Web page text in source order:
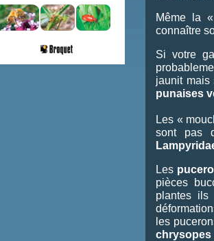
Même la
connaître
Si votre
jaunit mais
punaises
Les «
sont pas
Les
pièces
plantes ils
les
chrysopes